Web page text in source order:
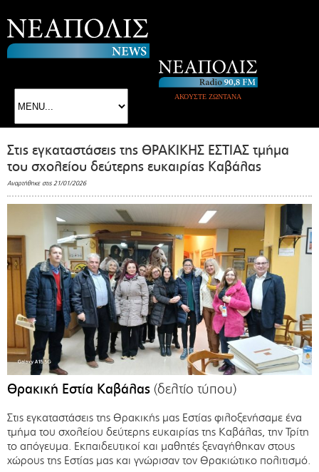
ΑΚΟΥΣΤΕ ΖΩΝΤΑΝΑ
Στις εγκαταστάσεις της ΘΡΑΚΙΚΗΣ ΕΣΤΙΑΣ τμήμα
του σχολείου δεύτερης ευκαιρίας Καβάλας
Αναρτήθηκε στις 21/01/2026
Θρακική Εστία Καβάλας (δελτίο τύπου)
Στις εγκαταστάσεις της Θρακικής μας Εστίας φιλοξενήσαμε ένα
τμήμα του σχολείου δεύτερης ευκαιρίας της Καβάλας, την Τρίτη
το απόγευμα. Εκπαιδευτικοί και μαθητές ξεναγήθηκαν στους
χώρους της Εστίας μας και γνώρισαν τον Θρακιώτικο πολιτισμό.